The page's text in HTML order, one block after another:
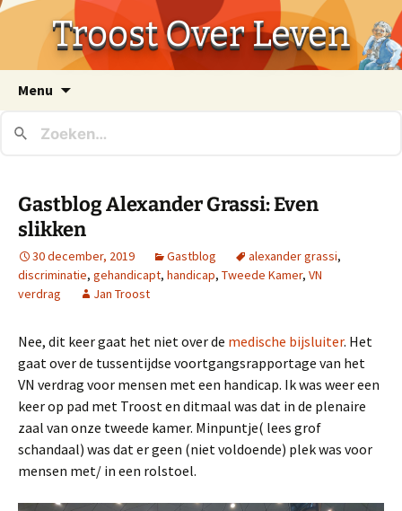
Troost Over Leven
Menu
inhoud
Gastblog Alexander Grassi: Even
slikken
30 december, 2019 Gastblog alexander grassi,
discriminatie, gehandicapt, handicap, Tweede Kamer, VN
verdrag
Jan Troost
Nee, dit keer gaat het niet over de medische bijsluiter. Het
gaat over de tussentijdse voortgangsrapportage van het
VN verdrag voor mensen met een handicap. Ik was weer een
keer op pad met Troost en ditmaal was dat in de plenaire
zaal van onze tweede kamer. Minpuntje( lees grof
schandaal) was dat er geen (niet voldoende) plek was voor
mensen met/ in een rolstoel.